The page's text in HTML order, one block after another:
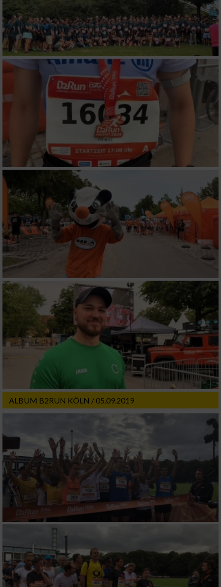
ALBUM B2RUN KÖLN / 05.09.2019